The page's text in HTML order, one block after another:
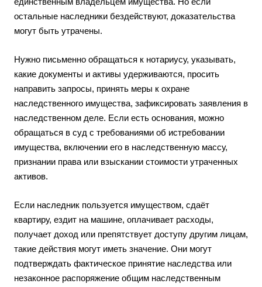
остальные наследники бездействуют, доказательства
могут быть утрачены.
Нужно письменно обращаться к нотариусу, указывать,
какие документы и активы удерживаются, просить
направить запросы, принять меры к охране
наследственного имущества, зафиксировать заявления в
наследственном деле. Если есть основания, можно
обращаться в суд с требованиями об истребовании
имущества, включении его в наследственную массу,
признании права или взыскании стоимости утраченных
активов.
Если наследник пользуется имуществом, сдаёт
квартиру, ездит на машине, оплачивает расходы,
получает доход или препятствует доступу другим лицам,
такие действия могут иметь значение. Они могут
подтверждать фактическое принятие наследства или
незаконное распоряжение общим наследственным